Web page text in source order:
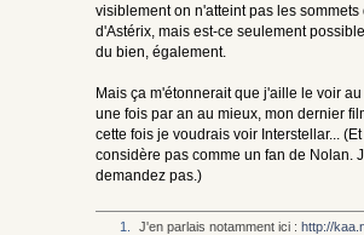
visiblement on n'atteint pas les
d'Astérix, mais est-ce seulement
du bien, également.
Mais ça m'étonnerait que j'aille le voir
une fois par an au mieux, mon dernier
cette fois je voudrais voir Interstellar...
considère pas comme un fan de Nolan.
demandez pas.)
1. J'en parlais notamment ici : http://